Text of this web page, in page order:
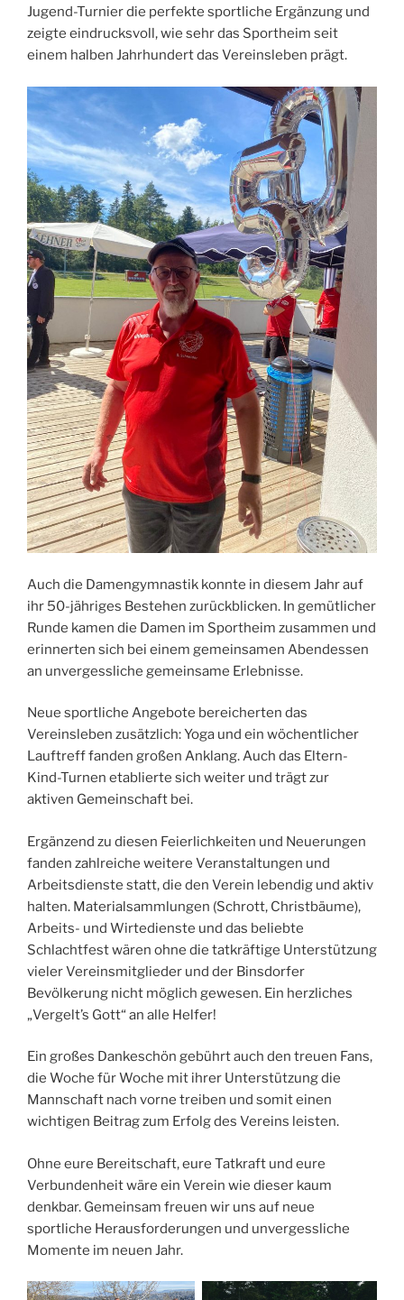
Jugend-Turnier die perfekte sportliche Ergänzung und
zeigte eindrucksvoll, wie sehr das Sportheim seit
einem halben Jahrhundert das Vereinsleben prägt.
Auch die Damengymnastik konnte in diesem Jahr auf
ihr 50-jähriges Bestehen zurückblicken. In gemütlicher
Runde kamen die Damen im Sportheim zusammen und
erinnerten sich bei einem gemeinsamen Abendessen
an unvergessliche gemeinsame Erlebnisse.
Neue sportliche Angebote bereicherten das
Vereinsleben zusätzlich: Yoga und ein wöchentlicher
Lauftreff fanden großen Anklang. Auch das Eltern-
Kind-Turnen etablierte sich weiter und trägt zur
aktiven Gemeinschaft bei.
Ergänzend zu diesen Feierlichkeiten und Neuerungen
fanden zahlreiche weitere Veranstaltungen und
Arbeitsdienste statt, die den Verein lebendig und aktiv
halten. Materialsammlungen (Schrott, Christbäume),
Arbeits- und Wirtedienste und das beliebte
Schlachtfest wären ohne die tatkräftige Unterstützung
vieler Vereinsmitglieder und der Binsdorfer
Bevölkerung nicht möglich gewesen. Ein herzliches
„Vergelt’s Gott“ an alle Helfer!
Ein großes Dankeschön gebührt auch den treuen Fans,
die Woche für Woche mit ihrer Unterstützung die
Mannschaft nach vorne treiben und somit einen
wichtigen Beitrag zum Erfolg des Vereins leisten.
Ohne eure Bereitschaft, eure Tatkraft und eure
Verbundenheit wäre ein Verein wie dieser kaum
denkbar. Gemeinsam freuen wir uns auf neue
sportliche Herausforderungen und unvergessliche
Momente im neuen Jahr.